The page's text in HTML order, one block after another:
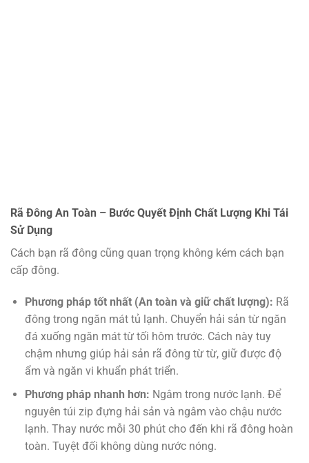
Rã Đông An Toàn – Bước Quyết Định Chất Lượng Khi Tái
Sử Dụng
Cách bạn rã đông cũng quan trọng không kém cách bạn
cấp đông.
Phương pháp tốt nhất (An toàn và giữ chất lượng): Rã
đông trong ngăn mát tủ lạnh. Chuyển hải sản từ ngăn
đá xuống ngăn mát từ tối hôm trước. Cách này tuy
chậm nhưng giúp hải sản rã đông từ từ, giữ được độ
ẩm và ngăn vi khuẩn phát triển.
Phương pháp nhanh hơn: Ngâm trong nước lạnh. Để
nguyên túi zip đựng hải sản và ngâm vào chậu nước
lạnh. Thay nước mỗi 30 phút cho đến khi rã đông hoàn
toàn. Tuyệt đối không dùng nước nóng.